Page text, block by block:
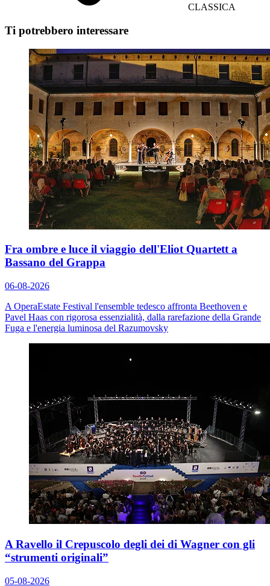
CLASSICA
Ti potrebbero interessare
Fra ombre e luce il viaggio dell'Eliot Quartett a
Bassano del Grappa
06-08-2026
A OperaEstate Festival l'ensemble tedesco affronta Beethoven e
Pavel Haas con rigorosa essenzialità, dalla rarefazione della Grande
Fuga e l'energia luminosa del Razumovsky
A Ravello il Crepuscolo degli dei di Wagner con gli
“strumenti originali”
05-08-2026